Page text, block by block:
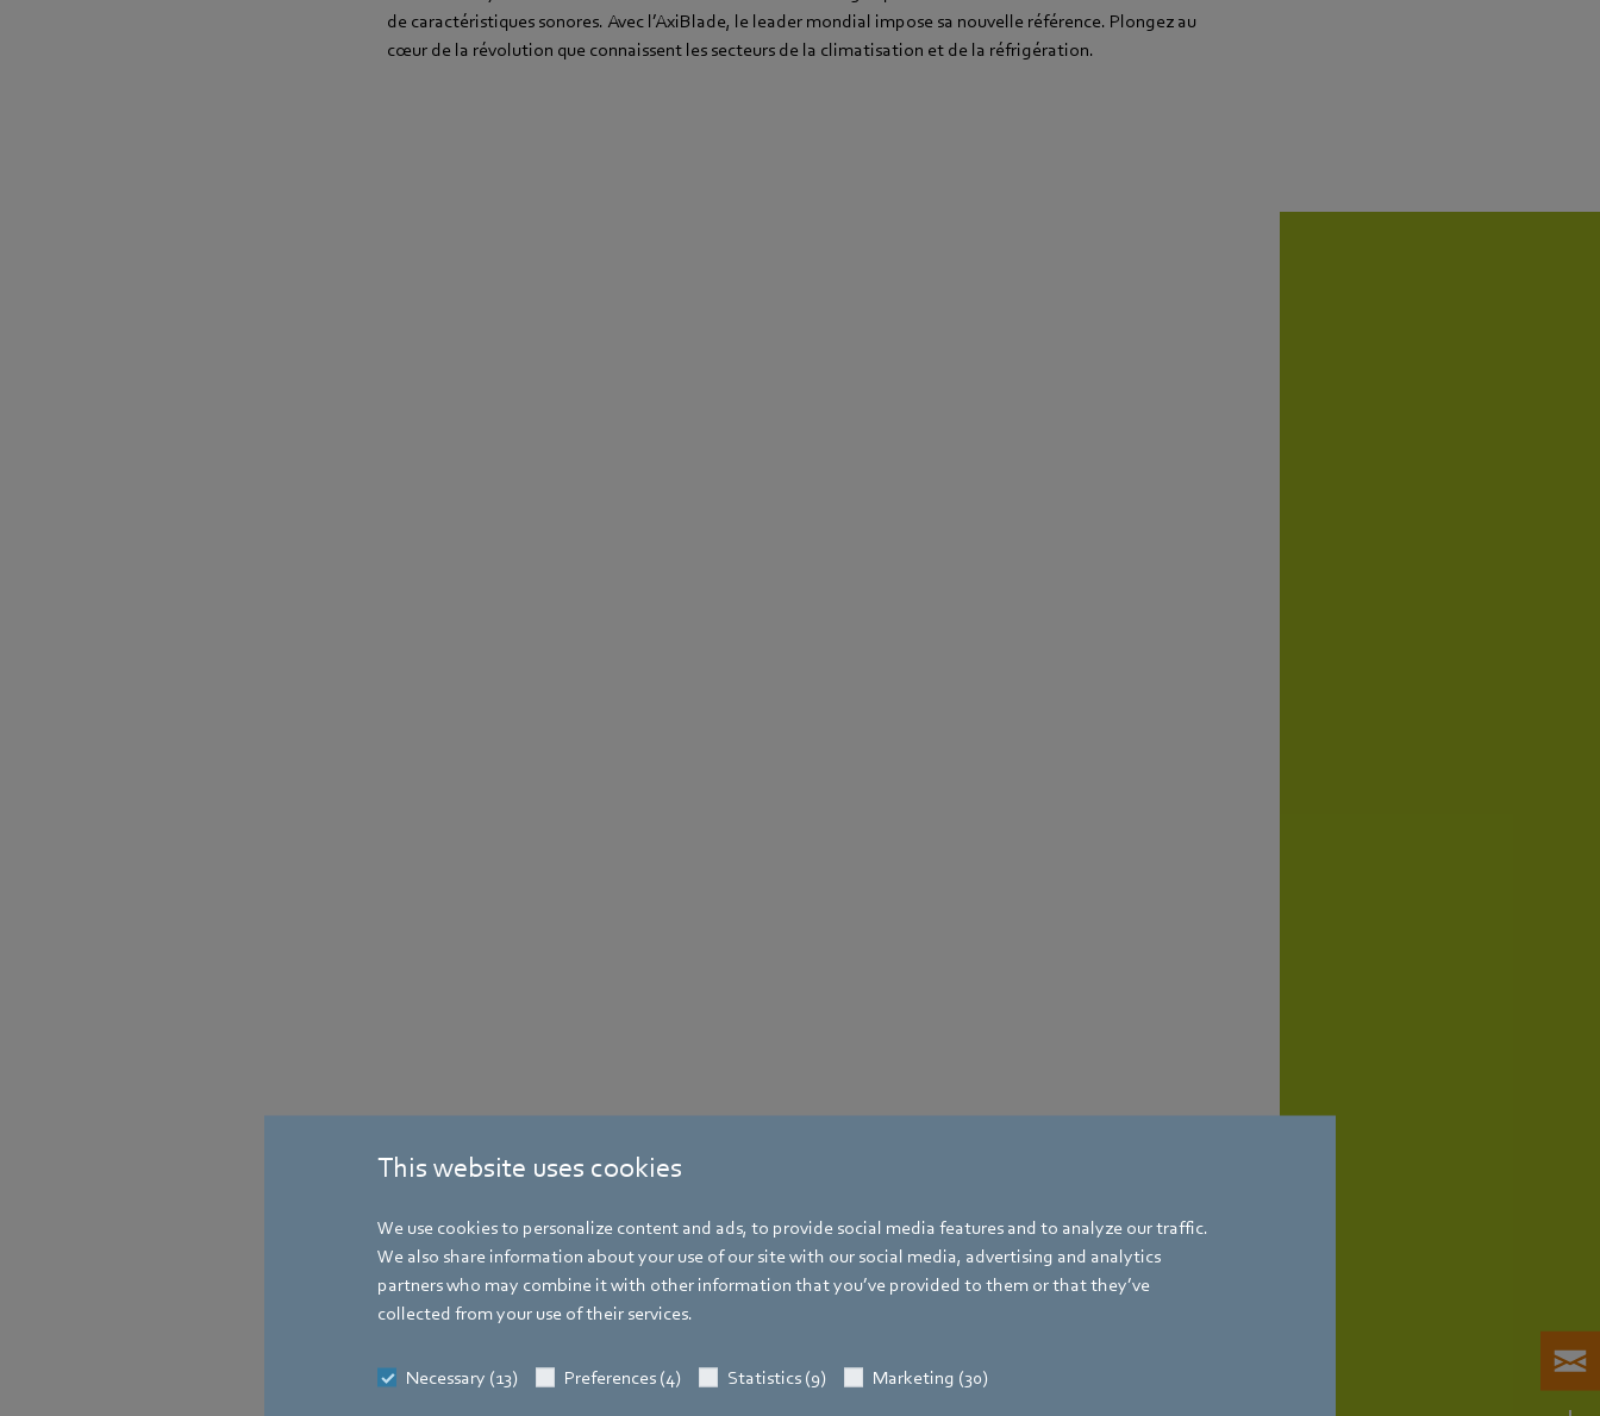
This website uses cookies
We use cookies to personalize content and ads, to provide social media features and to analyze our traffic.
We also share information about your use of our site with our social media, advertising and analytics
partners who may combine it with other information that you’ve provided to them or that they’ve
collected from your use of their services.
Necessary (13) Preferences (4) Statistics (9) Marketing (30)
de caractéristiques sonores. Avec l’AxiBlade, le leader mondial impose sa nouvelle référence. Plongez au
cœur de la révolution que connaissent les secteurs de la climatisation et de la réfrigération.